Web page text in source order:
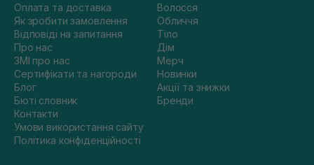
Оплата та доставка
Як зробити замовлення
Відповіді на запитання
Про нас
ЗМІ про нас
Сертифікати та нагороди
Блог
Бюті словник
Контакти
Умови використання сайту
Політика конфіденційності
Волосся
Обличчя
Тіло
Дім
Мерч
Новинки
Акції та знижки
Бренди